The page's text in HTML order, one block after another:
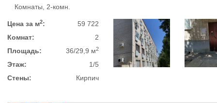
Комнаты, 2-комн.
Цена за м2:
59 722
Комнат:
2
Площадь:
36/29,9 м2
Этаж:
1/5
Стены:
Кирпич